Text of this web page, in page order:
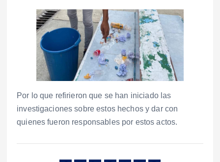
Por lo que refirieron que se han iniciado las
investigaciones sobre estos hechos y dar con
quienes fueron responsables por estos actos.